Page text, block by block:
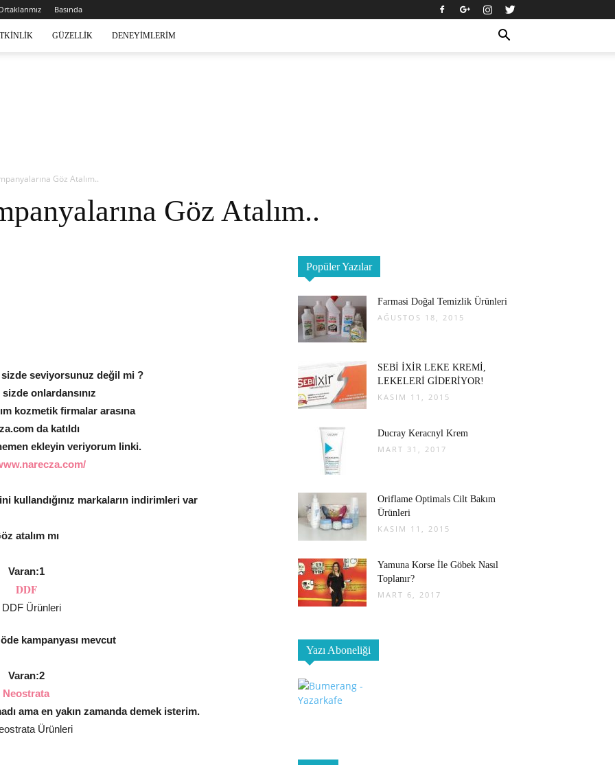
Basında
GÜZELLIK DENEYIMLERIM
Göz Atalım..
Göz Atalım..
seviyorsunuz değil mi ?
onlardansınız
kozmetik firmalar arasına
da katıldı
ekleyin veriyorum linki.
kullandığınız markaların indirimleri var
atalım mı
Varan:1
DDF
kampanyası mevcut
Varan:2
Neostrata
ama en yakın zamanda demek isterim.
Popüler Yazılar
Farmasi Doğal Temizlik Ürünleri
AĞUSTOS 18, 2015
SEBİ İXİR LEKE KREMİ,
LEKELERİ GİDERİYOR!
KASIM 11, 2015
Ducray Keracnyl Krem
MART 31, 2017
Oriflame Optimals Cilt Bakım
Ürünleri
KASIM 11, 2015
Yamuna Korse İle Göbek Nasıl
Toplanır?
MART 6, 2017
Yazı Aboneliği